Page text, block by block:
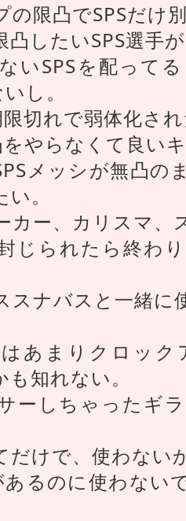
の限凸でSPSだけ
凸したいSPS選手
いSPSを配って
し。
切れで弱体化さ
をやらなくて良い
メッシが無凸の
。
カー、カリスマ、
じられたら終わ
スナバスと一緒に
あまりクロッ
知れない。
ーしちゃったギ
だけで、使わない
あるのに使わない